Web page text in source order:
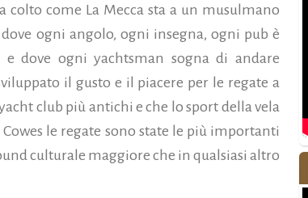
colto come La Mecca sta a un musulmano
ogni angolo, ogni insegna, ogni pub è
dove ogni yachtsman sogna di andare
il gusto e il piacere per le regate a
club più antichi e che lo sport della vela
le regate sono state le più importanti
culturale maggiore che in qualsiasi altro